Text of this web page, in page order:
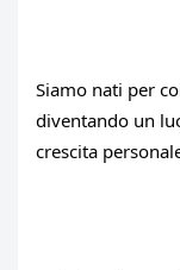
Siamo nati per
diventando un
crescita